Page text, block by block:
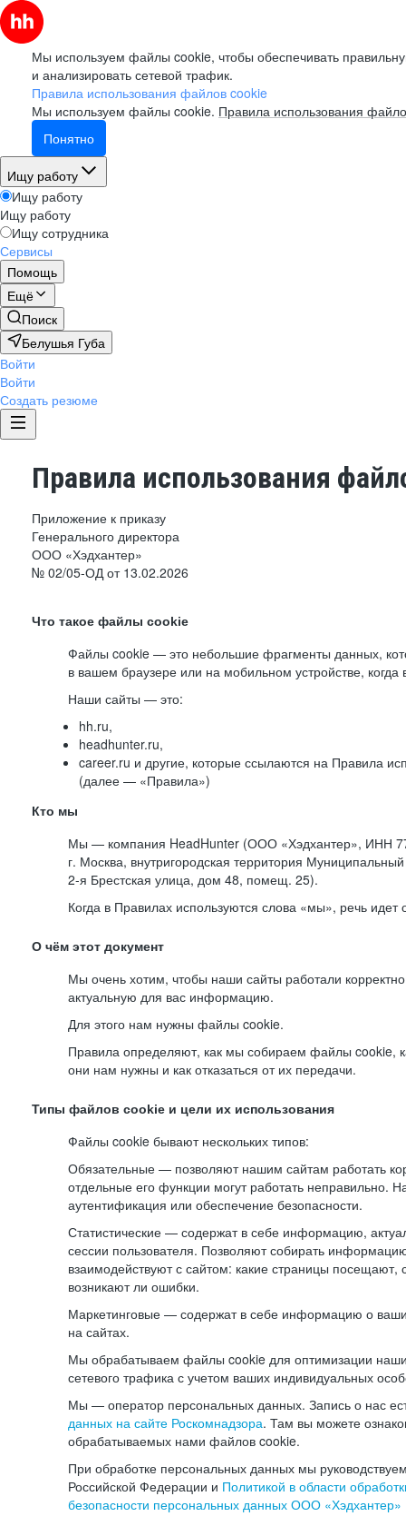
Мы используем файлы cookie, чтобы обеспечивать
и анализировать сетевой трафик.
Правила использования файлов cookie
Мы используем файлы cookie. Правила использования
Понятно
Ищу работу
Ищу работу
Ищу работу
Ищу сотрудника
Сервисы
Помощь
Ещё
Поиск
Белушья Губа
Войти
Войти
Создать резюме
Правила использования
Приложение к приказу
Генерального директора
ООО «Хэдхантер»
№ 02/05-ОД от 13.02.2026
Что такое файлы cookie
Файлы cookie — это небольшие фрагменты данных,
в вашем браузере или на мобильном устройстве,
Наши сайты — это:
hh.ru,
headhunter.ru,
career.ru и другие, которые ссылаются на Правила
(далее — «Правила»)
Кто мы
Мы — компания HeadHunter (ООО «Хэдхантер», ИНН
г. Москва, внутригородская территория Муниципальный
2-я Брестская улица, дом 48, помещ. 25).
Когда в Правилах используются слова «мы», речь
О чём этот документ
Мы очень хотим, чтобы наши сайты работали
актуальную для вас информацию.
Для этого нам нужны файлы cookie.
Правила определяют, как мы собираем файлы cookie,
они нам нужны и как отказаться от их передачи.
Типы файлов cookie и цели их использования
Файлы cookie бывают нескольких типов:
Обязательные — позволяют нашим сайтам работать
отдельные его функции могут работать неправильно.
аутентификация или обеспечение безопасности.
Статистические — содержат в себе информацию,
сессии пользователя. Позволяют собирать
взаимодействуют с сайтом: какие страницы посещают,
возникают ли ошибки.
Маркетинговые — содержат в себе информацию о
на сайтах.
Мы обрабатываем файлы cookie для оптимизации
сетевого трафика с учетом ваших индивидуальных
Мы — оператор персональных данных. Запись о нас
данных на сайте Роскомнадзора. Там вы можете
обрабатываемых нами файлов cookie.
При обработке персональных данных мы
Российской Федерации и Политикой в области
безопасности персональных данных ООО «Хэдхантер»